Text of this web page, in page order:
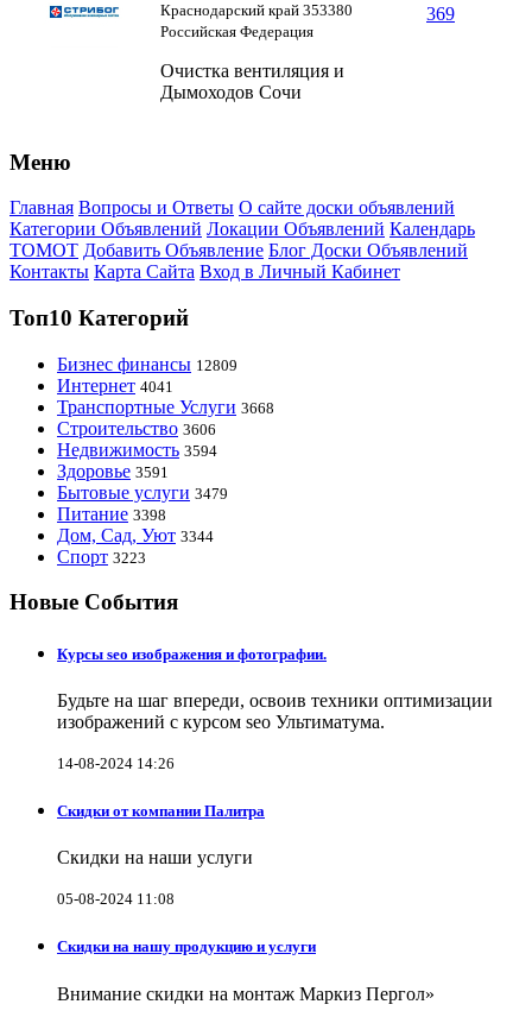
Краснодарский край 353380
Российская Федерация
Очистка вентиляция и
Дымоходов Сочи
369
Меню
Главная Вопросы и Ответы О сайте доски объявлений
Категории Объявлений Локации Объявлений Календарь
ТОМОТ Добавить Объявление Блог Доски Объявлений
Контакты Карта Сайта Вход в Личный Кабинет
Топ10 Категорий
Бизнес финансы 12809
Интернет 4041
Транспортные Услуги 3668
Строительство 3606
Недвижимость 3594
Здоровье 3591
Бытовые услуги 3479
Питание 3398
Дом, Сад, Уют 3344
Спорт 3223
Новые События
Курсы seo изображения и фотографии.
Будьте на шаг впереди, освоив техники оптимизации
изображений с курсом seo Ультиматума.
14-08-2024 14:26
Скидки от компании Палитра
Скидки на наши услуги
05-08-2024 11:08
Скидки на нашу продукцию и услуги
Внимание скидки на монтаж Маркиз Пергол»